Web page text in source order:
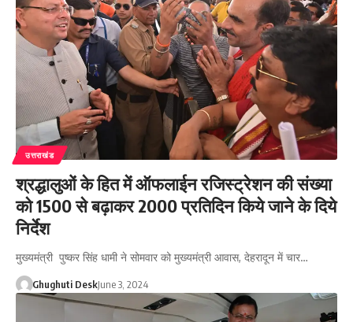
उत्तराखंड
श्रद्धालुओं के हित में ऑफलाईन रजिस्ट्रेशन की संख्या
को 1500 से बढ़ाकर 2000 प्रतिदिन किये जाने के दिये
निर्देश
मुख्यमंत्री पुष्कर सिंह धामी ने सोमवार को मुख्यमंत्री आवास, देहरादून में चार…
Ghughuti DeskJune 3, 2024